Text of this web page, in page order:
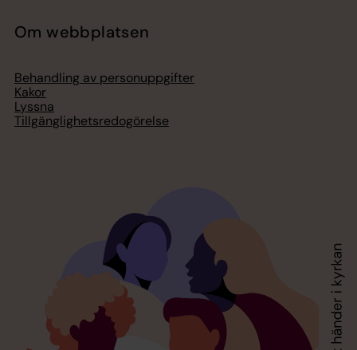
Om webbplatsen
Behandling av personuppgifter
Kakor
Lyssna
Tillgänglighetsredogörelse